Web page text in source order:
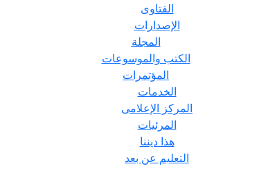
الفتاوى
الإصدارات
المجلة
الكتب والموسوعات
المؤتمرات
الخدمات
المركز الإعلامى
المرئيات
هذا ديننا
التعليم عن بعد